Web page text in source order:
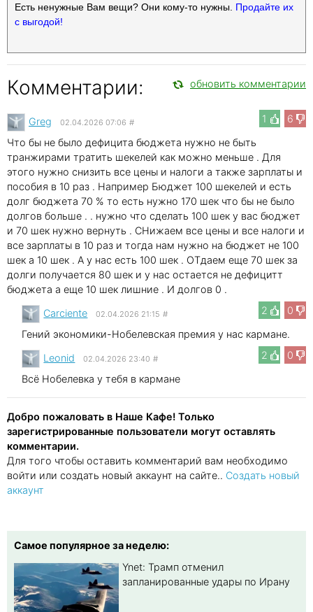
Есть ненужные Вам вещи? Они кому-то нужны. Продайте их
с выгодой!
Комментарии: обновить комментарии
1 6
Greg 02.04.2026 07:06 #
Что бы не было дефицита бюджета нужно не быть
транжирами тратить шекелей как можно меньше . Для
этого нужно снизить все цены и налоги а также зарплаты и
пособия в 10 раз . Например Бюджет 100 шекелей и есть
долг бюджета 70 % то есть нужно 170 шек что бы не было
долгов больше . . нужно что сделать 100 шек у вас бюджет
и 70 шек нужно вернуть . СНижаем все цены и все налоги и
все зарплаты в 10 раз и тогда нам нужно на бюджет не 100
шек а 10 шек . А у нас есть 100 шек . ОТдаем еще 70 шек за
долги получается 80 шек и у нас остается не дефицитт
бюджета а еще 10 шек лишние . И долгов 0 .
2
0
Carciente 02.04.2026 21:15 #
Гений экономики-Нобелевская премия у нас кармане.
2
0
Leonid 02.04.2026 23:40 #
Всё Нобелевка у тебя в кармане
Добро пожаловать в Наше Кафе! Только
зарегистрированные пользователи могут оставлять
комментарии.
Для того чтобы оставить комментарий вам необходимо
войти или создать новый аккаунт на сайте.. Создать новый
аккаунт
Самое популярное за неделю:
Ynet: Трамп отменил
запланированные удары по Ирану